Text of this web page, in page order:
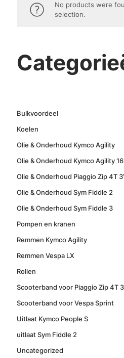
No products were
selection.
Bulkvoordeel
Koelen
Olie & Onderhoud Kymco Agility
Olie & Onderhoud Kymco Agility
Olie & Onderhoud Piaggio Zip 4T
Olie & Onderhoud Sym Fiddle 2
Olie & Onderhoud Sym Fiddle 3
Pompen en kranen
Remmen Kymco Agility
Remmen Vespa LX
Rollen
Scooterband voor Piaggio Zip 4T
Scooterband voor Vespa Sprint
Uitlaat Kymco People S
uitlaat Sym Fiddle 2
Uncategorized